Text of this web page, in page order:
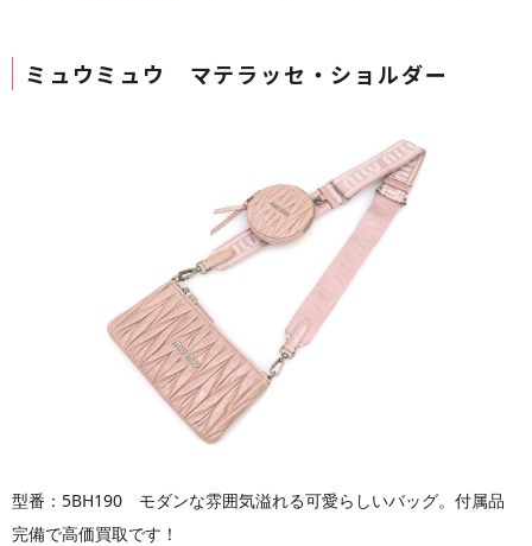
ミュウミュウ マテラッセ・ショルダー
型番：5BH190 モダンな雰囲気溢れる可愛らしいバッグ。付属品
完備で高価買取です！